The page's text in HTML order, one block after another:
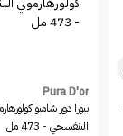
Pura D'or
بيورا دور شامبو
البنفسجي - 473 مل